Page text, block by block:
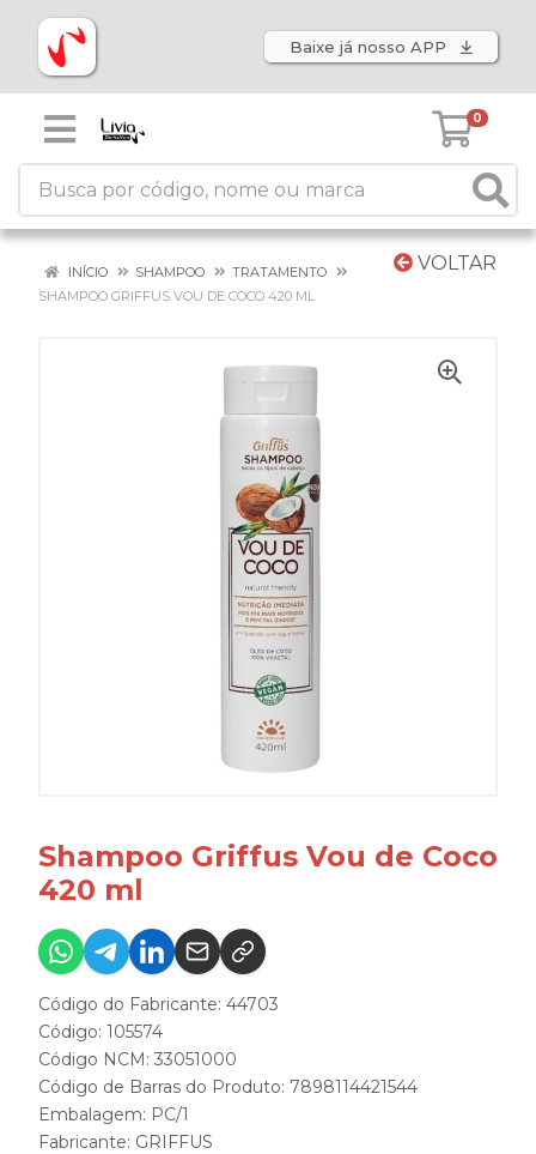
Baixe já nosso APP
0
VOLTAR
INÍCIO SHAMPOO
TRATAMENTO
SHAMPOO GRIFFUS VOU DE COCO 420 ML
Shampoo Griffus Vou de Coco
420 ml
Código do Fabricante: 44703
Código: 105574
Código NCM: 33051000
Código de Barras do Produto: 7898114421544
Embalagem: PC/1
Fabricante: GRIFFUS